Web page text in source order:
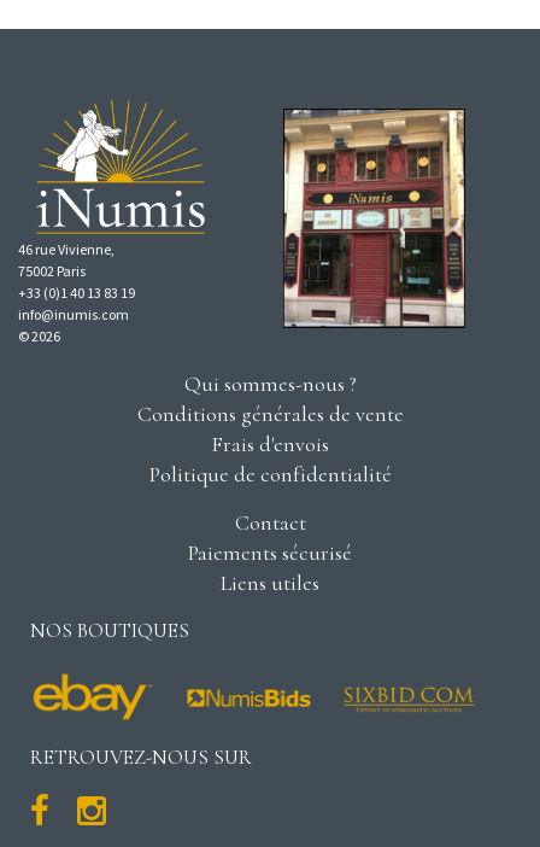
46 rue Vivienne,
75002 Paris
+33 (0)1 40 13 83 19
info@inumis.com
© 2026
Qui sommes-nous ?
Conditions générales de vente
Frais d'envois
Politique de confidentialité
Contact
Paiements sécurisé
Liens utiles
NOS BOUTIQUES
RETROUVEZ-NOUS SUR